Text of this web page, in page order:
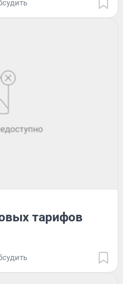
тарифов